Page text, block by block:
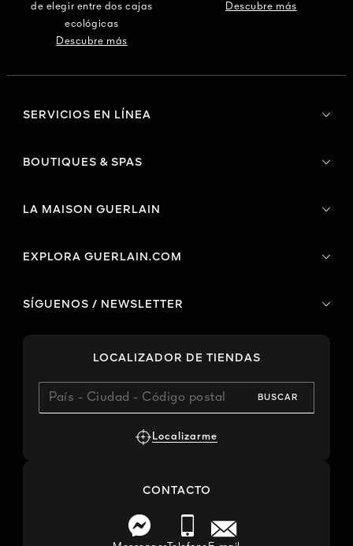
de elegir entre dos cajas
ecológicas
Descubre más
Descubre más
SERVICIOS EN LÍNEA
BOUTIQUES & SPAS
LA MAISON GUERLAIN
EXPLORA GUERLAIN.COM
SÍGUENOS / NEWSLETTER
LOCALIZADOR DE TIENDAS
BUSCAR
Localizarme
CONTACTO